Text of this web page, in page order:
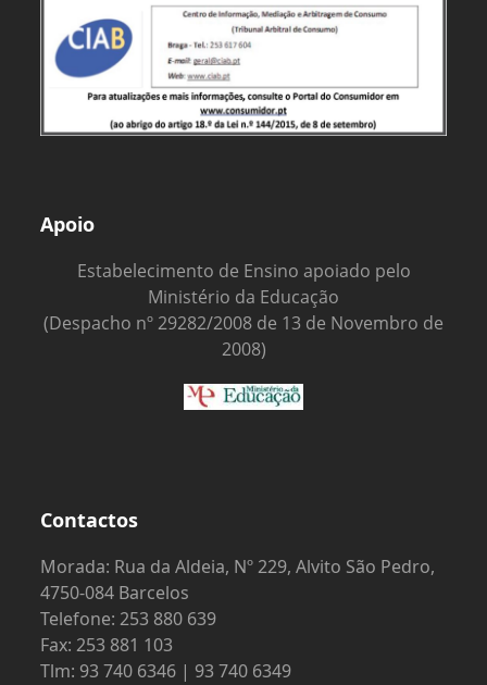
Apoio
Estabelecimento de Ensino apoiado pelo
Ministério da Educação
(Despacho nº 29282/2008 de 13 de Novembro de
2008)
Contactos
Morada: Rua da Aldeia, Nº 229, Alvito São Pedro,
4750-084 Barcelos
Telefone: 253 880 639
Fax: 253 881 103
Tlm: 93 740 6346 | 93 740 6349